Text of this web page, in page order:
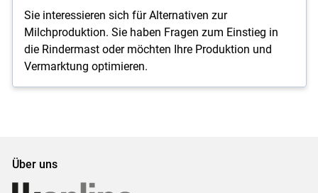
Sie interessieren sich für Alternativen zur
Milchproduktion. Sie haben Fragen zum Einstieg in
die Rindermast oder möchten Ihre Produktion und
Vermarktung optimieren.
Über uns